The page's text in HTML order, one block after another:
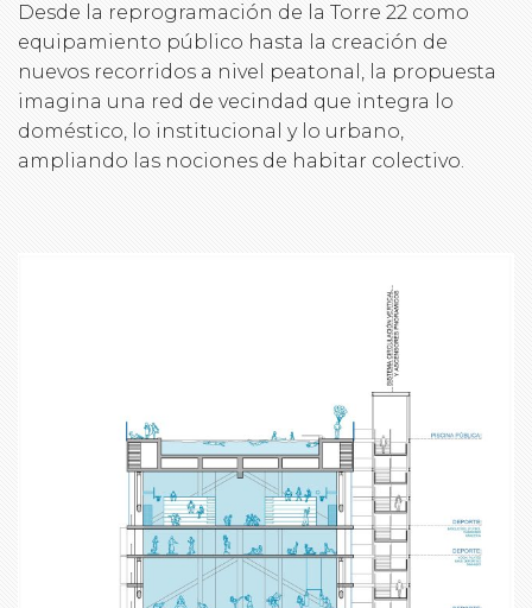
Desde la reprogramación de la Torre 22 como
equipamiento público hasta la creación de
nuevos recorridos a nivel peatonal, la propuesta
imagina una red de vecindad que integra lo
doméstico, lo institucional y lo urbano,
ampliando las nociones de habitar colectivo.